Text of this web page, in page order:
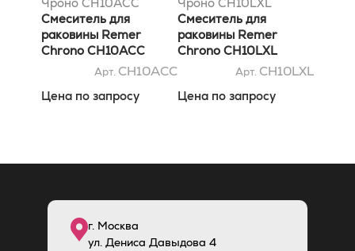
Смеситель для
раковины Remer
Chrono CH10ACC
Арт. CH10ACC
Цена по запросу
Смеситель для
раковины Remer
Chrono CH10LXL
Арт. CH10LXL
Цена по запросу
г. Москва
ул. Дениса Давыдова 4